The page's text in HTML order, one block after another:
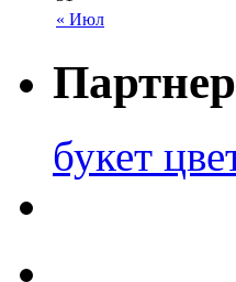
« Июл
букет